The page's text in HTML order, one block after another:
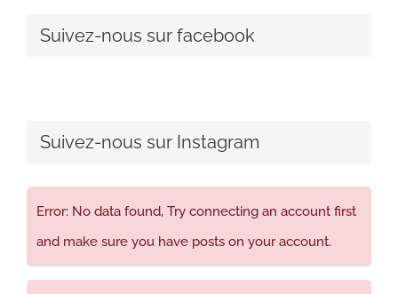
Suivez-nous sur facebook
Suivez-nous sur Instagram
Error: No data found, Try connecting an account first
and make sure you have posts on your account.